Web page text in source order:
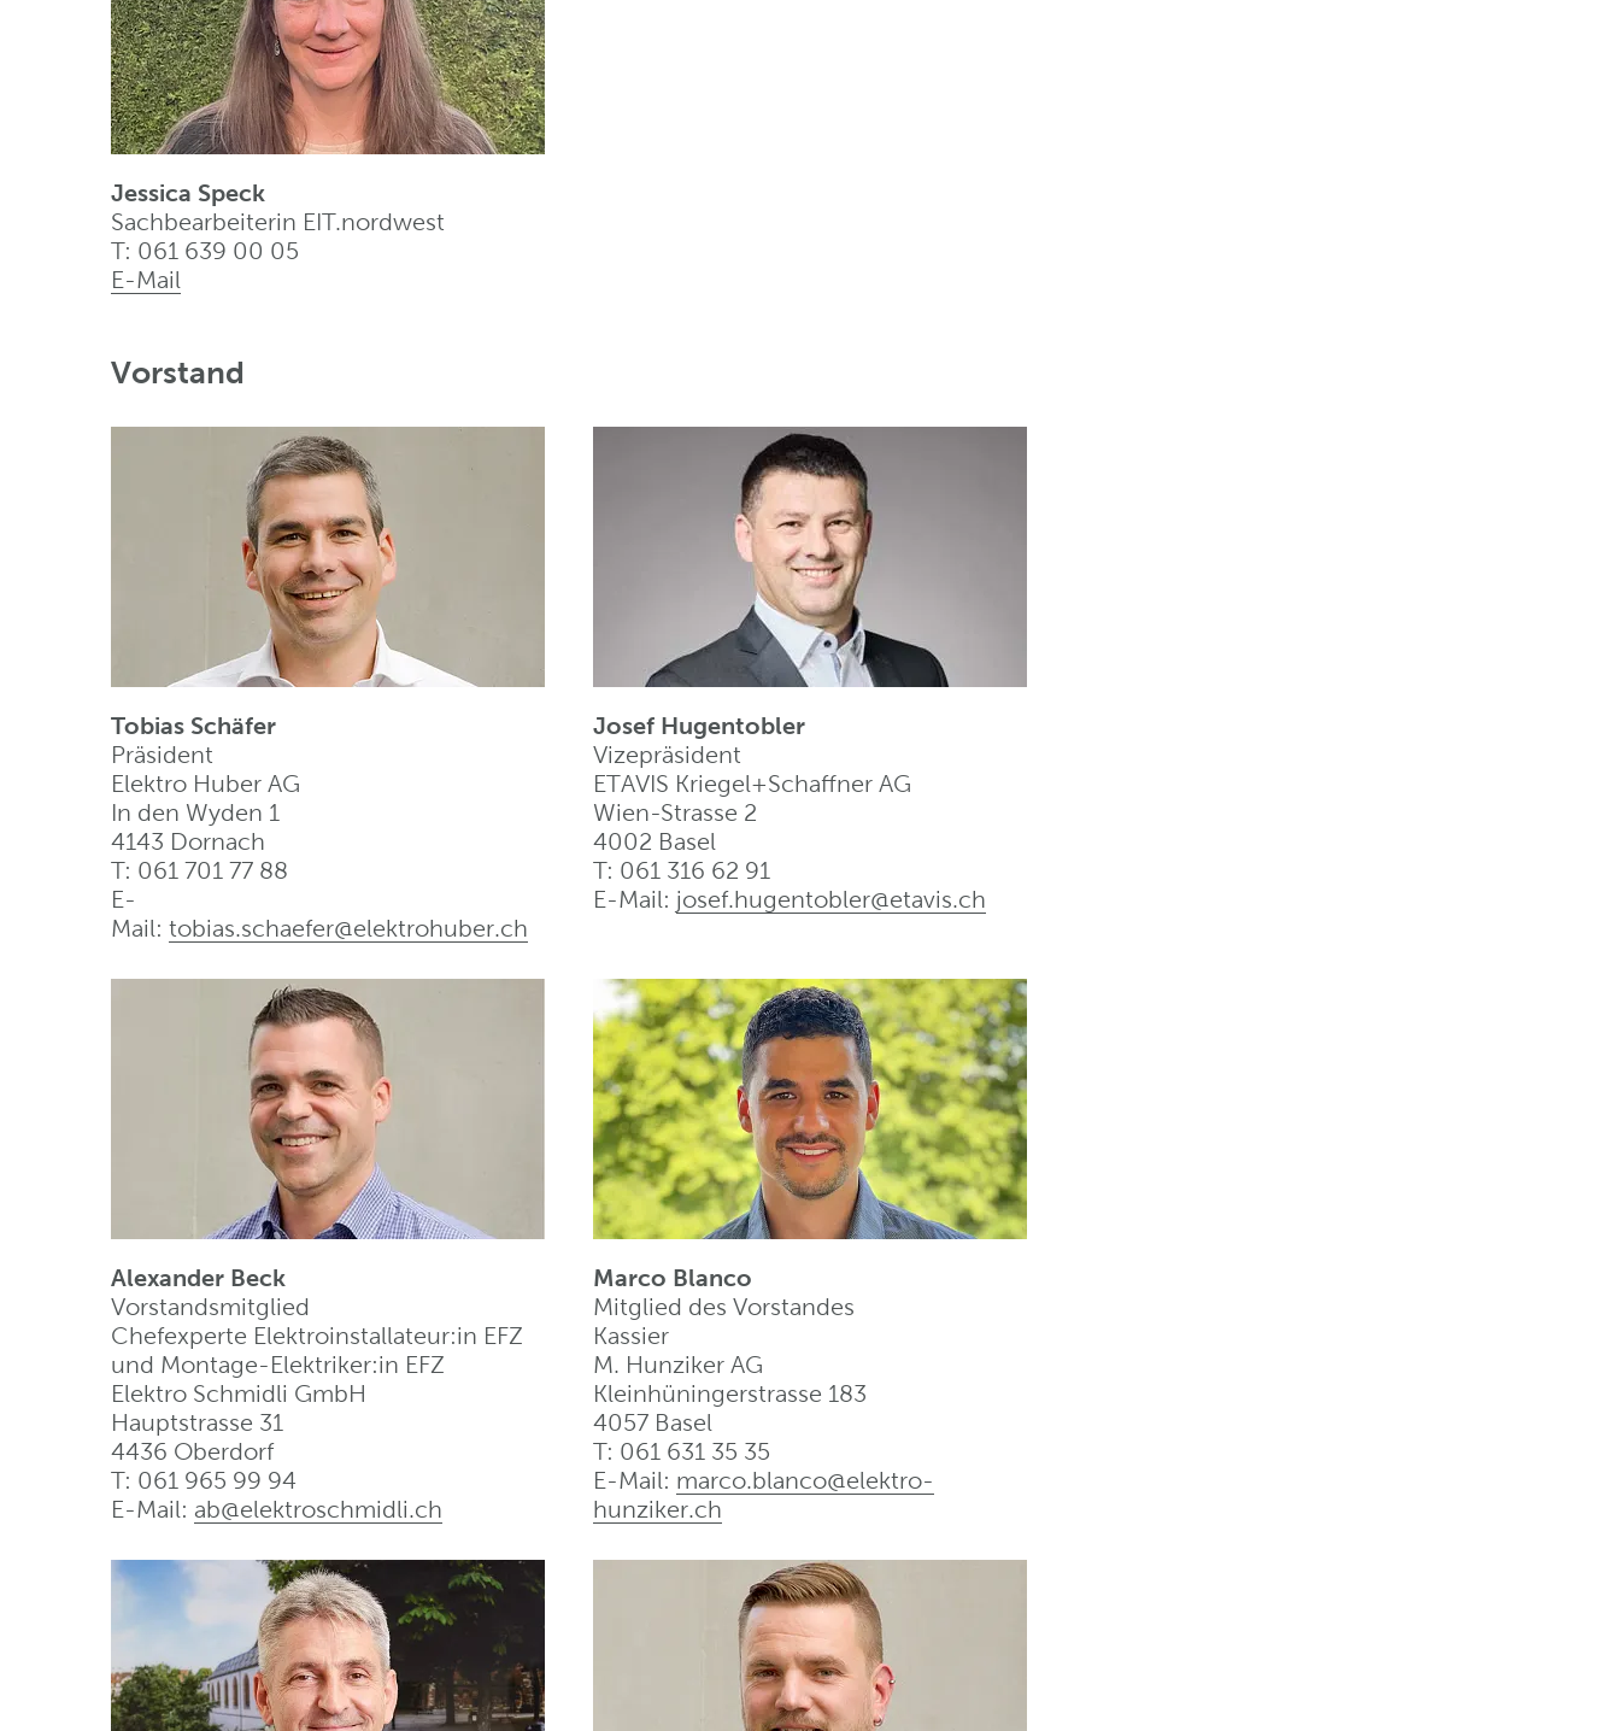
Jessica Speck
Sachbearbeiterin EIT.nordwest
T: 061 639 00 05
E-Mail
Vorstand
Tobias Schäfer
Präsident
Elektro Huber AG
In den Wyden 1
4143 Dornach
T: 061 701 77 88
E-
Mail: tobias.schaefer@elektrohuber.ch
Josef Hugentobler
Vizepräsident
ETAVIS Kriegel+Schaffner AG
Wien-Strasse 2
4002 Basel
T: 061 316 62 91
E-Mail: josef.hugentobler@etavis.ch
Alexander Beck
Vorstandsmitglied
Chefexperte Elektroinstallateur:in EFZ
und Montage-Elektriker:in EFZ
Elektro Schmidli GmbH
Hauptstrasse 31
4436 Oberdorf
T: 061 965 99 94
E-Mail: ab@elektroschmidli.ch
Marco Blanco
Mitglied des Vorstandes
Kassier
M. Hunziker AG
Kleinhüningerstrasse 183
4057 Basel
T: 061 631 35 35
E-Mail: marco.blanco@elektro-
hunziker.ch